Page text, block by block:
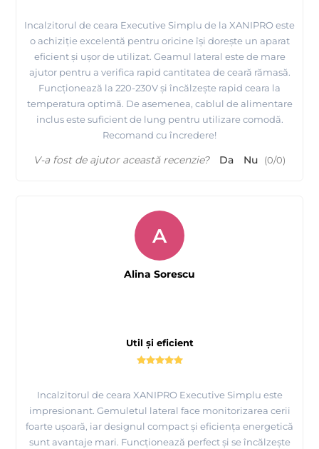
Incalzitorul de ceara Executive Simplu de la XANIPRO este
o achiziție excelentă pentru oricine își dorește un aparat
eficient și ușor de utilizat. Geamul lateral este de mare
ajutor pentru a verifica rapid cantitatea de ceară rămasă.
Funcționează la 220-230V și încălzește rapid ceara la
temperatura optimă. De asemenea, cablul de alimentare
inclus este suficient de lung pentru utilizare comodă.
Recomand cu încredere!
V-a fost de ajutor această recenzie? Da Nu (0/0)
Util și eficient
Incalzitorul de ceara XANIPRO Executive Simplu este
impresionant. Gemuletul lateral face monitorizarea cerii
foarte ușoară, iar designul compact și eficiența energetică
sunt avantaje mari. Funcționează perfect și se încălzește
A
Alina Sorescu